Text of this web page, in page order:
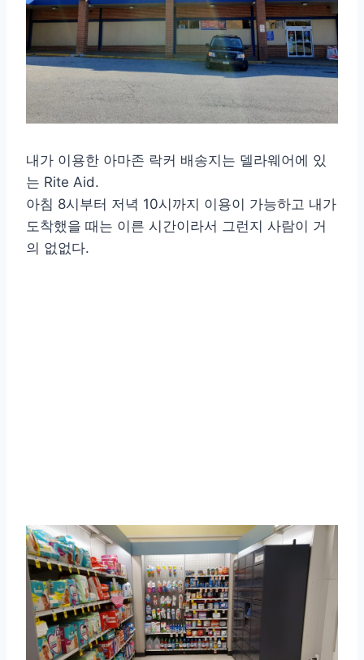
내가 이용한 아마존 락커 배송지는 델라웨어에 있
는 Rite Aid.
아침 8시부터 저녁 10시까지 이용이 가능하고 내가
도착했을 때는 이른 시간이라서 그런지 사람이 거
의 없없다.